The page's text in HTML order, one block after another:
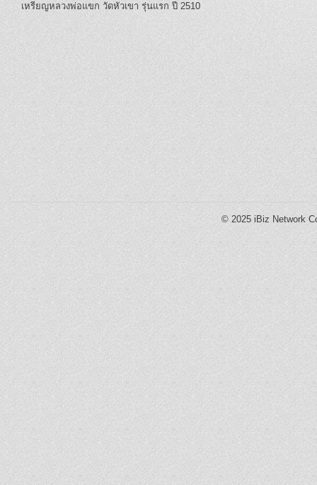
เหรียญหลวงพ่อแขก วัดหัวเขา รุ่นแรก ปี 2510
© 2025 iBiz Network